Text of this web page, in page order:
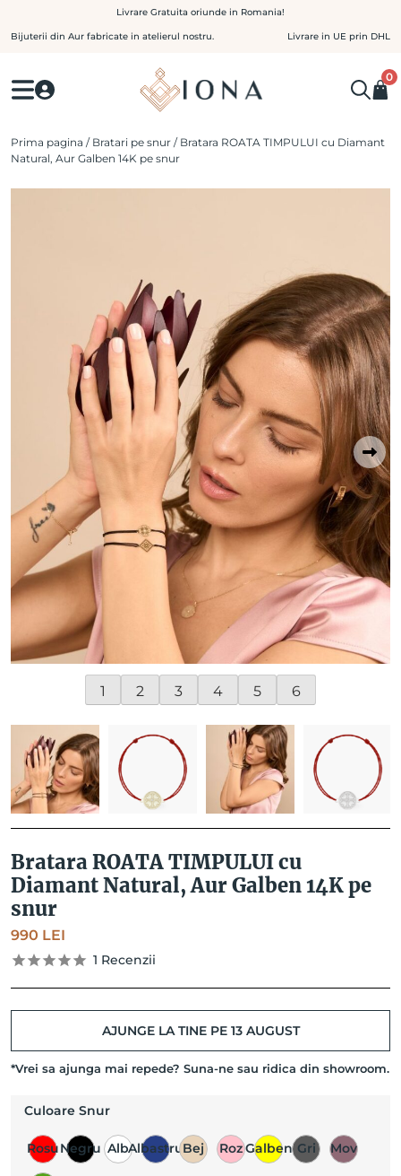
to
Livrare Gratuita oriunde in Romania!
Bijuterii din Aur fabricate in atelierul nostru. Livrare in UE prin DHL
0
Prima pagina / Bratari pe snur / Bratara ROATA TIMPULUI cu Diamant
Natural, Aur Galben 14K pe snur
1 2 3 4 5 6
Bratara ROATA TIMPULUI cu
Diamant Natural, Aur Galben 14K pe
snur
990 LEI
1 Recenzii
AJUNGE LA TINE PE 13 AUGUST
*Vrei sa ajunga mai repede? Suna-ne sau ridica din showroom.
Culoare Snur
RosuNegru AlbAlbastruBej RozGalben Gri Mov